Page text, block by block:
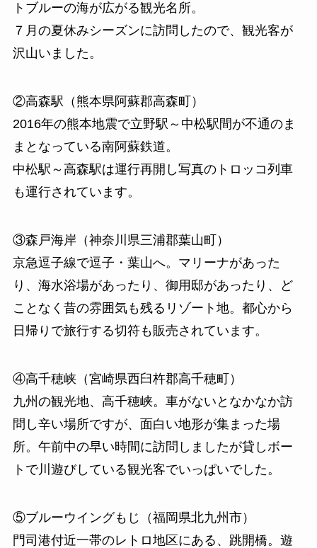
トブルーの海が広がる観光名所。
７月の夏休みシーズンに訪問したので、観光客が
沢山いました。
②高森駅（熊本県阿蘇郡高森町）
2016年の熊本地震で立野駅～中松駅間が不通のま
まとなっている南阿蘇鉄道。
中松駅～高森駅は運行再開し写真のトロッコ列車
も運行されています。
③森戸海岸（神奈川県三浦郡葉山町）
京急逗子線で逗子・葉山へ。マリーナがあった
り、海水浴場があったり、御用邸があったり、ど
ことなく昔の雰囲気も残るリゾート地。都心から
日帰りで旅行する切符も販売されています。
④高千穂峡（宮崎県西臼杵郡高千穂町）
九州の観光地、高千穂峡。車がないとなかなか訪
問し辛い場所ですが、面白い地形が集まった場
所。午前中の早い時間に訪問しましたが貸しボー
トで川遊びしている観光客でいっぱいでした。
⑤ブルーウイングもじ（福岡県北九州市）
門司港付近一帯のレトロ地区にある、跳開橋。遊